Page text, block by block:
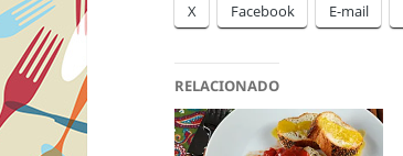
X Facebook E-mail
RELACIONADO